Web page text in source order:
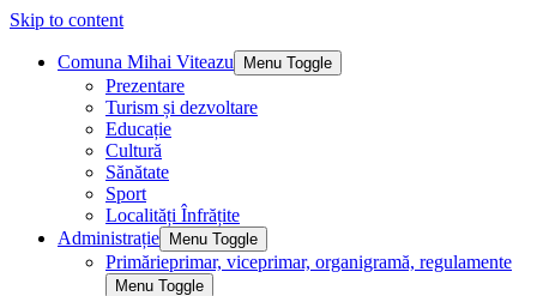
Skip to content
Comuna Mihai Viteazu Menu Toggle
Prezentare
Turism și dezvoltare
Educație
Cultură
Sănătate
Sport
Localități Înfrățite
Administrație
Menu Toggle
Primărieprimar, viceprimar, organigramă, regulamente
Menu Toggle